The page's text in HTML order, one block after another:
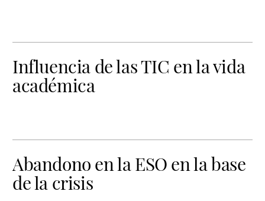
Influencia de las TIC en la vida
académica
Abandono en la ESO en la base
de la crisis